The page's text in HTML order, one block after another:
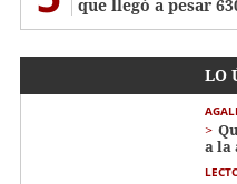
que llegó a pesar
LO
a la